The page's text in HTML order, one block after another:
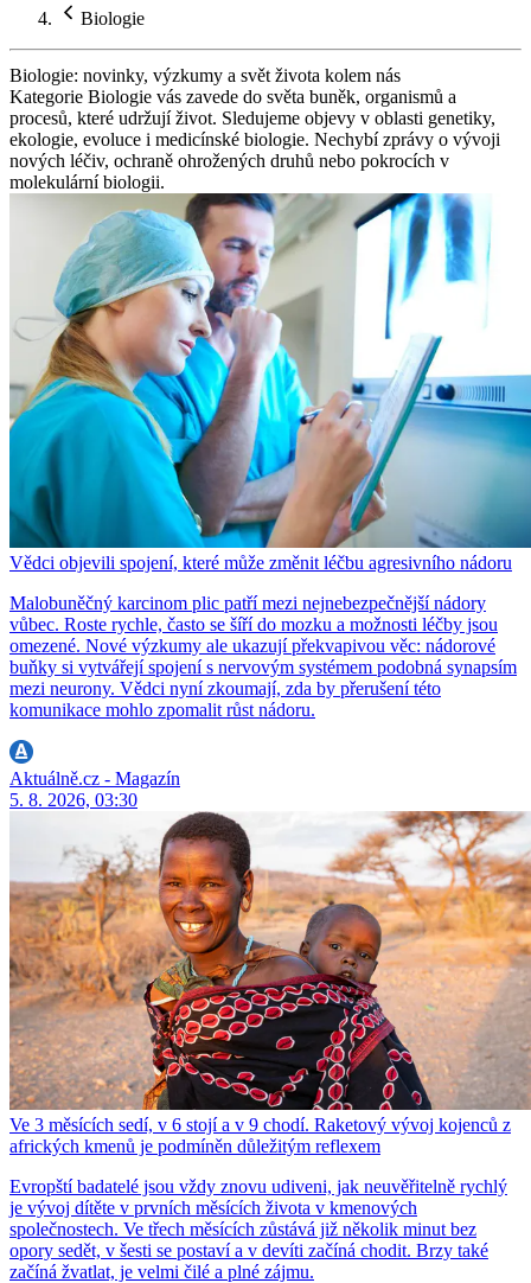
Biologie
Biologie: novinky, výzkumy a svět života kolem nás
Kategorie Biologie vás zavede do světa buněk, organismů a
procesů, které udržují život. Sledujeme objevy v oblasti genetiky,
ekologie, evoluce i medicínské biologie. Nechybí zprávy o vývoji
nových léčiv, ochraně ohrožených druhů nebo pokrocích v
molekulární biologii.
Vědci objevili spojení, které může změnit léčbu agresivního nádoru
Malobuněčný karcinom plic patří mezi nejnebezpečnější nádory
vůbec. Roste rychle, často se šíří do mozku a možnosti léčby jsou
omezené. Nové výzkumy ale ukazují překvapivou věc: nádorové
buňky si vytvářejí spojení s nervovým systémem podobná synapsím
mezi neurony. Vědci nyní zkoumají, zda by přerušení této
komunikace mohlo zpomalit růst nádoru.
Aktuálně.cz - Magazín
5. 8. 2026, 03:30
Ve 3 měsících sedí, v 6 stojí a v 9 chodí. Raketový vývoj kojenců z
afrických kmenů je podmíněn důležitým reflexem
Evropští badatelé jsou vždy znovu udiveni, jak neuvěřitelně rychlý
je vývoj dítěte v prvních měsících života v kmenových
společnostech. Ve třech měsících zůstává již několik minut bez
opory sedět, v šesti se postaví a v devíti začíná chodit. Brzy také
začíná žvatlat, je velmi čilé a plné zájmu.